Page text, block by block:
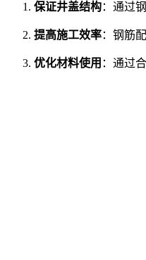
保证井盖结构：通过
提高施工效率：钢筋
优化材料使用 ：通过